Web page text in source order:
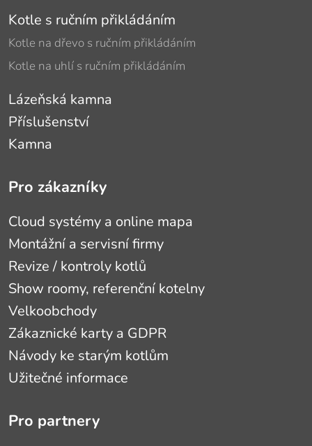
Kotle s ručním přikládáním
Kotle na dřevo s ručním přikládáním
Kotle na uhlí s ručním přikládáním
Lázeňská kamna
Příslušenství
Kamna
Pro zákazníky
Cloud systémy a online mapa
Montážní a servisní firmy
Revize / kontroly kotlů
Show roomy, referenční kotelny
Velkoobchody
Zákaznické karty a GDPR
Návody ke starým kotlům
Užitečné informace
Pro partnery